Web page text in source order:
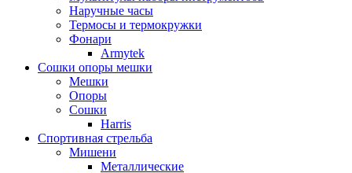
Наручные часы
Термосы и термокружки
Фонари
Armytek
Сошки опоры мешки
Мешки
Опоры
Сошки
Harris
Спортивная стрельба
Мишени
Металлические